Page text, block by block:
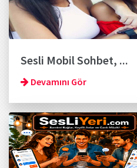
Sesli Mobil Sohbet, ...
Devamını Gör